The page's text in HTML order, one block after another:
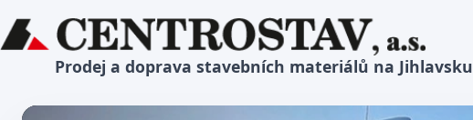
Prodej a doprava stavebních materiálů na Jihlavsku